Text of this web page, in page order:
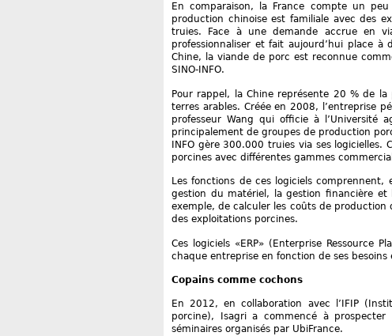
En comparaison, la France compte un
production chinoise est familiale avec des
truies. Face à une demande accrue en
professionnaliser et fait aujourd’hui place
Chine, la viande de porc est reconnue
SINO-INFO.
Pour rappel, la Chine représente 20 % de
terres arables. Créée en 2008, l’entreprise
professeur Wang qui officie à l’Université
principalement de groupes de production
INFO gère 300.000 truies via ses logicielles.
porcines avec différentes gammes
Les fonctions de ces logiciels
gestion du matériel, la gestion financière et
exemple, de calculer les coûts de
des exploitations porcines.
Ces logiciels «ERP» (Enterprise Ressource
chaque entreprise en fonction de ses
Copains comme cochons
En 2012, en collaboration avec l’IFIP
porcine), Isagri a commencé à
séminaires organisés par UbiFrance.